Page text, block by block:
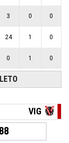
3 0 0
24 1 0
0 1 0
VIG